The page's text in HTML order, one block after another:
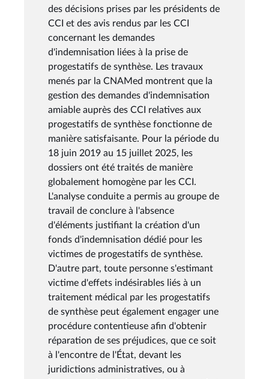
des décisions prises par les présidents de
CCI et des avis rendus par les CCI
concernant les demandes
d'indemnisation liées à la prise de
progestatifs de synthèse. Les travaux
menés par la CNAMed montrent que la
gestion des demandes d'indemnisation
amiable auprès des CCI relatives aux
progestatifs de synthèse fonctionne de
manière satisfaisante. Pour la période du
18 juin 2019 au 15 juillet 2025, les
dossiers ont été traités de manière
globalement homogène par les CCI.
L'analyse conduite a permis au groupe de
travail de conclure à l'absence
d'éléments justifiant la création d'un
fonds d'indemnisation dédié pour les
victimes de progestatifs de synthèse.
D'autre part, toute personne s'estimant
victime d'effets indésirables liés à un
traitement médical par les progestatifs
de synthèse peut également engager une
procédure contentieuse afin d'obtenir
réparation de ses préjudices, que ce soit
à l'encontre de l'État, devant les
juridictions administratives, ou à